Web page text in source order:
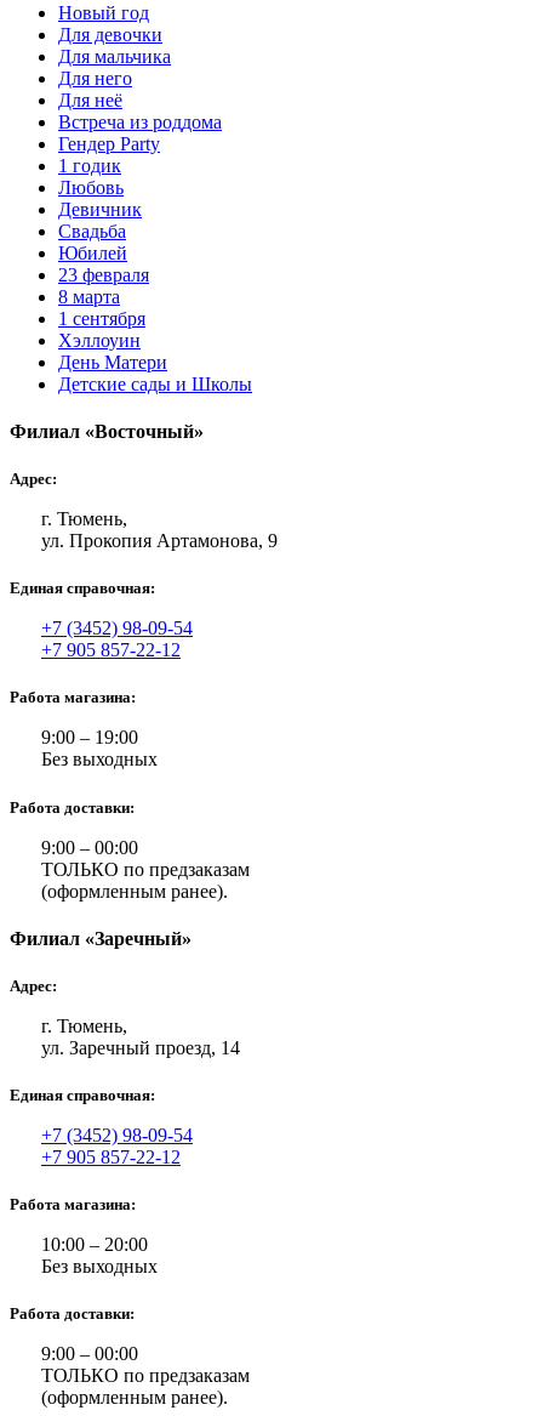
Новый год
Для девочки
Для мальчика
Для него
Для неё
Встреча из роддома
Гендер Party
1 годик
Любовь
Девичник
Свадьба
Юбилей
23 февраля
8 марта
1 сентября
Хэллоуин
День Матери
Детские сады и Школы
Филиал «Восточный»
Адрес:
г. Тюмень,
ул. Прокопия Артамонова, 9
Единая справочная:
+7 (3452) 98-09-54
+7 905 857-22-12
Работа магазина:
9:00 – 19:00
Без выходных
Работа доставки:
9:00 – 00:00
ТОЛЬКО по предзаказам
(оформленным ранее).
Филиал «Заречный»
Адрес:
г. Тюмень,
ул. Заречный проезд, 14
Единая справочная:
+7 (3452) 98-09-54
+7 905 857-22-12
Работа магазина:
10:00 – 20:00
Без выходных
Работа доставки:
9:00 – 00:00
ТОЛЬКО по предзаказам
(оформленным ранее).